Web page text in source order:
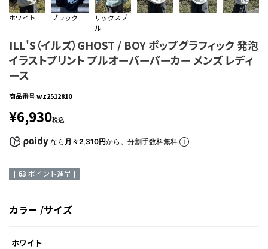
ホワイト ブラック
サックスブ
ルー
ILL'S（イルズ）GHOST / BOY ポップグラフィック 発泡
イラストプリント プルオーバーパーカー メンズ レディ
ース
商品番号wz2512810
¥6,930税込
なら 月々2,310円から。分割手数料無料
[ 63 ポイント進呈 ]
カラー サイズ
ホワイト